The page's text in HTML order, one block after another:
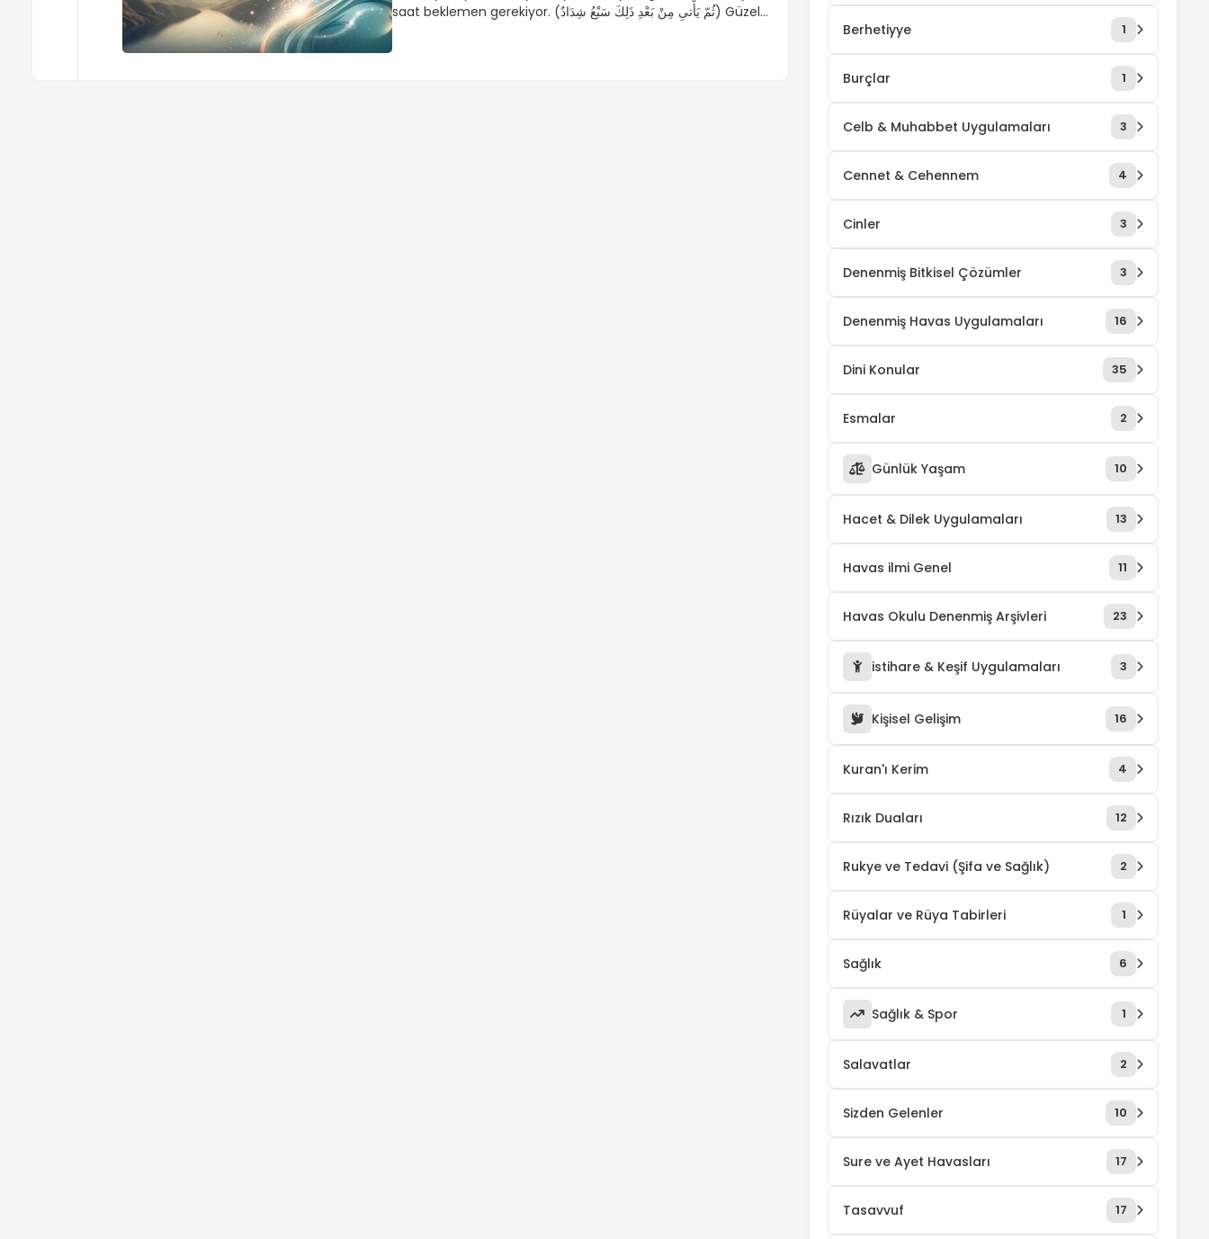
saat beklemen gerekiyor. (ثُمّ يَأْتىِ مِنْ بَعْدِ ذَلِكَ سَبْعُ شِدَادٌ) Güzel
Berhetiyye 1
Burçlar 1
Celb & Muhabbet Uygulamaları 3
Cennet & Cehennem 4
Cinler 3
Denenmiş Bitkisel Çözümler 3
Denenmiş Havas Uygulamaları 16
Dini Konular 35
Esmalar 2
Günlük Yaşam 10
Hacet & Dilek Uygulamaları 13
Havas ilmi Genel 11
Havas Okulu Denenmiş Arşivleri 23
istihare & Keşif Uygulamaları 3
Kişisel Gelişim 16
Kuran'ı Kerim 4
Rızık Duaları 12
Rukye ve Tedavi (Şifa ve Sağlık) 2
Rüyalar ve Rüya Tabirleri 1
Sağlık 6
Sağlık & Spor 1
Salavatlar 2
Sizden Gelenler 10
Sure ve Ayet Havasları 17
Tasavvuf 17